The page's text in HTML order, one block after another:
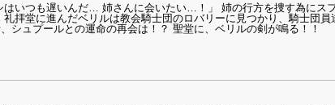
いつも遅いんだ… 姉さんに会いたい…！」 姉の行方を捜す為にス
拝堂に進んだベリルは教会騎士団のロバリーに見つかり、騎士団
ュプールとの運命の再会は！？ 聖堂に、ベリルの剣が鳴る！！